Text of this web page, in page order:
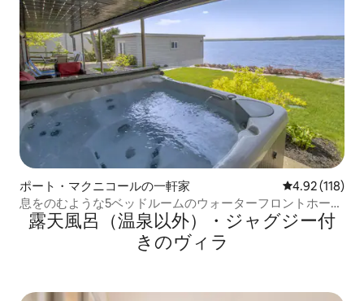
ポート・マクニコールの一軒家 レビュー118
4.92 (118)
息をのむような5ベッドルームのウォーターフロントホー
ム、ジャグジー付き！
露天風呂（温泉以外）・ジャグジー付
きのヴィラ